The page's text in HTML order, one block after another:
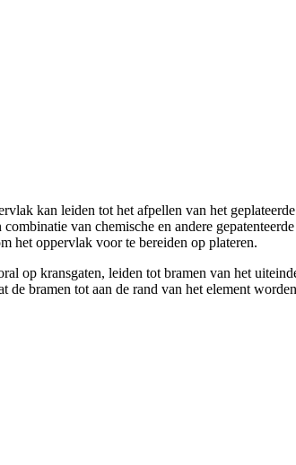
kan leiden tot het afpellen van het
van chemische en andere
het oppervlak voor te bereiden op plateren.
op kransgaten, leiden tot bramen van het
de bramen tot aan de rand van het element